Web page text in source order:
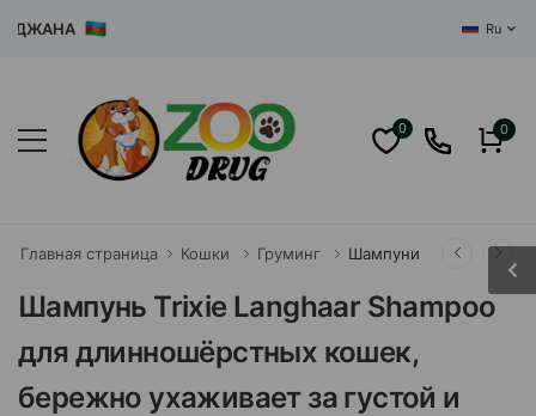
Ru
0 0
Главная страница Кошки Груминг Шампуни
Шампунь Trixie Langhaar Shampoo
для длинношёрстных кошек,
бережно ухаживает за густой и